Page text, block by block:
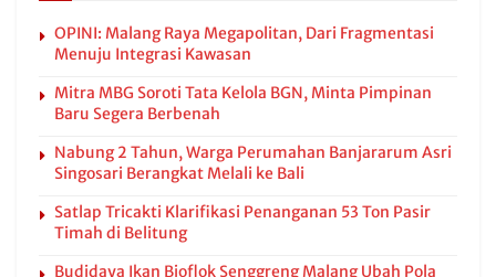
OPINI: Malang Raya Megapolitan, Dari Fragmentasi
Menuju Integrasi Kawasan
Mitra MBG Soroti Tata Kelola BGN, Minta Pimpinan
Baru Segera Berbenah
Nabung 2 Tahun, Warga Perumahan Banjararum Asri
Singosari Berangkat Melali ke Bali
Satlap Tricakti Klarifikasi Penanganan 53 Ton Pasir
Timah di Belitung
Budidaya Ikan Bioflok Senggreng Malang Ubah Pola